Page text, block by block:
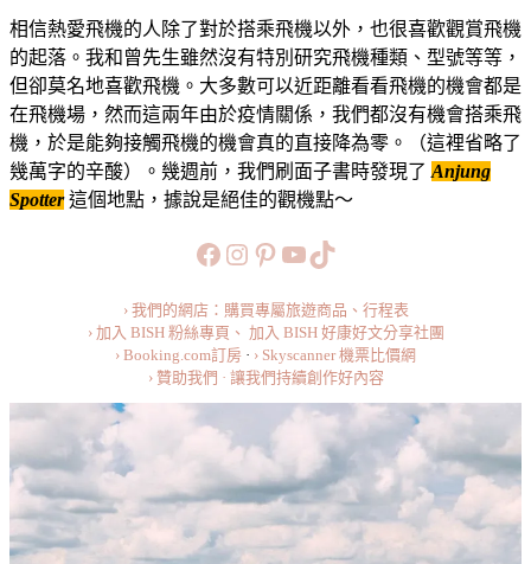
亞】
KLIA
附
近
最
佳
觀
Spotter
@
Sepang
相信熱愛飛機的人除了對於搭乘飛機以外，也很喜歡觀賞飛機
的起落。我和曾先生雖然沒有特別研究飛機種類、型號等等，
但卻莫名地喜歡飛機。大多數可以近距離看看飛機的機會都是
在飛機場，然而這兩年由於疫情關係，我們都沒有機會搭乘飛
機，於是能夠接觸飛機的機會真的直接降為零。（這裡省略了
幾萬字的辛酸）。幾週前，我們刷面子書時發現了 Anjung
Spotter這個地點，據說是絕佳的觀機點～
https://www.facebook.com/
https://
https://
旅行美食小短片TikTok
› 我們的網店：購買專屬旅遊商品、行程表
› 加入 BISH 粉絲專頁、 加入 BISH 好康好文分享社團
› Booking.com訂房 · › Skyscanner 機票比價網
› 贊助我們 · 讓我們持續創作好內容